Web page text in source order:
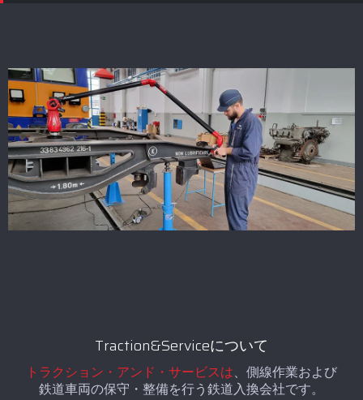
Traction&Serviceについて
トラクション・アンド・サービスは、側線作業および
鉄道車両の保守・整備を行う鉄道入換会社です。